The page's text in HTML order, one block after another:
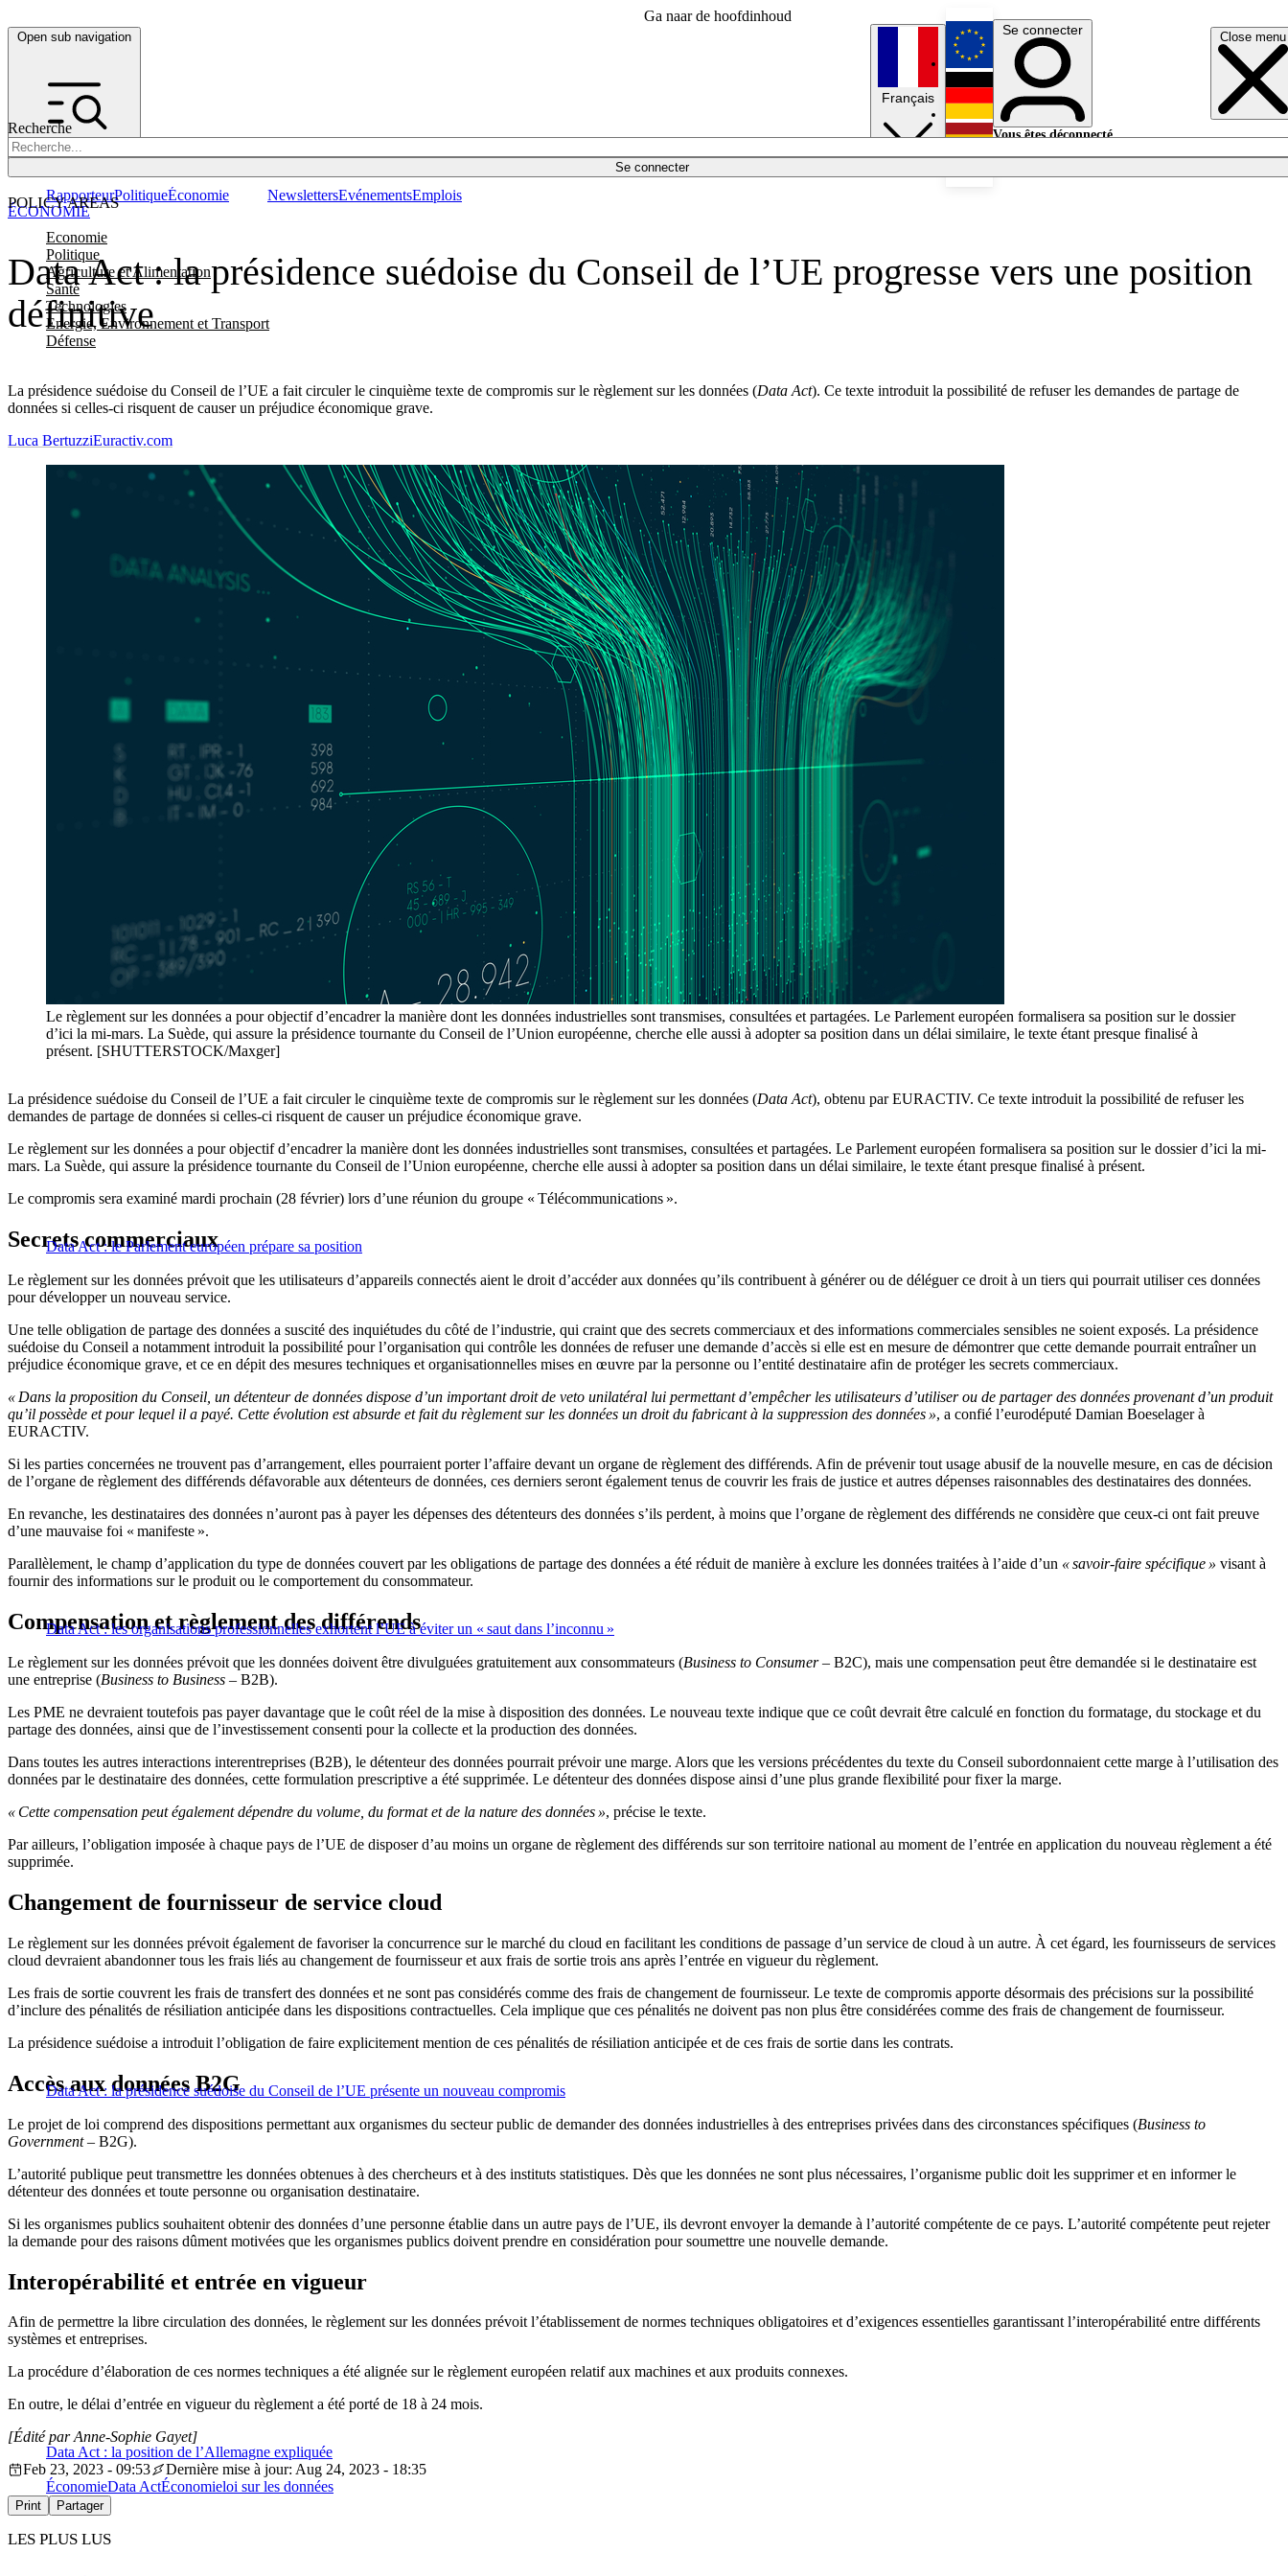
Ga naar de hoofdinhoud
Open sub navigation Close menu
Recherche
Se connecter
POLICY AREAS
Economie
Politique
Agriculture et Alimentation
Santé
Technologies
Energie, Environnement et Transport
Défense
RapporteurPolitiqueÉconomie NewslettersEvénementsEmplois
Français
English
Deutsch
Se connecter
Vous êtes déconnecté.
Data Act : la présidence suédoise du Conseil de l’UE progresse vers une position
définitive
La présidence suédoise du Conseil de l’UE a fait circuler le cinquième texte de compromis sur le règlement sur les données (Data Act). Ce texte introduit la possibilité de refuser les demandes de partage de
données si celles-ci risquent de causer un préjudice économique grave.
ÉCONOMIE
Luca BertuzziEuractiv.com
Le règlement sur les données a pour objectif d’encadrer la manière dont les données industrielles sont transmises, consultées et partagées. Le Parlement européen formalisera sa position sur le dossier
d’ici la mi-mars. La Suède, qui assure la présidence tournante du Conseil de l’Union européenne, cherche elle aussi à adopter sa position dans un délai similaire, le texte étant presque finalisé à
présent. [SHUTTERSTOCK/Maxger]
La présidence suédoise du Conseil de l’UE a fait circuler le cinquième texte de compromis sur le règlement sur les données (Data Act), obtenu par EURACTIV. Ce texte introduit la possibilité de refuser les
demandes de partage de données si celles-ci risquent de causer un préjudice économique grave.
Le règlement sur les données a pour objectif d’encadrer la manière dont les données industrielles sont transmises, consultées et partagées. Le Parlement européen formalisera sa position sur le dossier d’ici la mi-
mars. La Suède, qui assure la présidence tournante du Conseil de l’Union européenne, cherche elle aussi à adopter sa position dans un délai similaire, le texte étant presque finalisé à présent.
Le compromis sera examiné mardi prochain (28 février) lors d’une réunion du groupe « Télécommunications ».
Data Act : le Parlement européen prépare sa position
Secrets commerciaux
Le règlement sur les données prévoit que les utilisateurs d’appareils connectés aient le droit d’accéder aux données qu’ils contribuent à générer ou de déléguer ce droit à un tiers qui pourrait utiliser ces données
pour développer un nouveau service.
Une telle obligation de partage des données a suscité des inquiétudes du côté de l’industrie, qui craint que des secrets commerciaux et des informations commerciales sensibles ne soient exposés. La présidence
suédoise du Conseil a notamment introduit la possibilité pour l’organisation qui contrôle les données de refuser une demande d’accès si elle est en mesure de démontrer que cette demande pourrait entraîner un
préjudice économique grave, et ce en dépit des mesures techniques et organisationnelles mises en œuvre par la personne ou l’entité destinataire afin de protéger les secrets commerciaux.
« Dans la proposition du Conseil, un détenteur de données dispose d’un important droit de veto unilatéral lui permettant d’empêcher les utilisateurs d’utiliser ou de partager des données provenant d’un produit
qu’il possède et pour lequel il a payé. Cette évolution est absurde et fait du règlement sur les données un droit du fabricant à la suppression des données », a confié l’eurodéputé Damian Boeselager à
EURACTIV.
Si les parties concernées ne trouvent pas d’arrangement, elles pourraient porter l’affaire devant un organe de règlement des différends. Afin de prévenir tout usage abusif de la nouvelle mesure, en cas de décision
de l’organe de règlement des différends défavorable aux détenteurs de données, ces derniers seront également tenus de couvrir les frais de justice et autres dépenses raisonnables des destinataires des données.
En revanche, les destinataires des données n’auront pas à payer les dépenses des détenteurs des données s’ils perdent, à moins que l’organe de règlement des différends ne considère que ceux-ci ont fait preuve
d’une mauvaise foi « manifeste ».
Parallèlement, le champ d’application du type de données couvert par les obligations de partage des données a été réduit de manière à exclure les données traitées à l’aide d’un « savoir-faire spécifique » visant à
fournir des informations sur le produit ou le comportement du consommateur.
Data Act : les organisations professionnelles exhortent l’UE à éviter un « saut dans l’inconnu »
Compensation et règlement des différends
Le règlement sur les données prévoit que les données doivent être divulguées gratuitement aux consommateurs (Business to Consumer– B2C), mais une compensation peut être demandée si le destinataire est
une entreprise (Business to Business – B2B).
Les PME ne devraient toutefois pas payer davantage que le coût réel de la mise à disposition des données. Le nouveau texte indique que ce coût devrait être calculé en fonction du formatage, du stockage et du
partage des données, ainsi que de l’investissement consenti pour la collecte et la production des données.
Dans toutes les autres interactions interentreprises (B2B), le détenteur des données pourrait prévoir une marge. Alors que les versions précédentes du texte du Conseil subordonnaient cette marge à l’utilisation des
données par le destinataire des données, cette formulation prescriptive a été supprimée. Le détenteur des données dispose ainsi d’une plus grande flexibilité pour fixer la marge.
« Cette compensation peut également dépendre du volume, du format et de la nature des données », précise le texte.
Par ailleurs, l’obligation imposée à chaque pays de l’UE de disposer d’au moins un organe de règlement des différends sur son territoire national au moment de l’entrée en application du nouveau règlement a été
supprimée.
Changement de fournisseur de service cloud
Le règlement sur les données prévoit également de favoriser la concurrence sur le marché du cloud en facilitant les conditions de passage d’un service de cloud à un autre. À cet égard, les fournisseurs de services
cloud devraient abandonner tous les frais liés au changement de fournisseur et aux frais de sortie trois ans après l’entrée en vigueur du règlement.
Les frais de sortie couvrent les frais de transfert des données et ne sont pas considérés comme des frais de changement de fournisseur. Le texte de compromis apporte désormais des précisions sur la possibilité
d’inclure des pénalités de résiliation anticipée dans les dispositions contractuelles. Cela implique que ces pénalités ne doivent pas non plus être considérées comme des frais de changement de fournisseur.
La présidence suédoise a introduit l’obligation de faire explicitement mention de ces pénalités de résiliation anticipée et de ces frais de sortie dans les contrats.
Data Act : la présidence suédoise du Conseil de l’UE présente un nouveau compromis
Accès aux données B2G
Le projet de loi comprend des dispositions permettant aux organismes du secteur public de demander des données industrielles à des entreprises privées dans des circonstances spécifiques (Business to
Government– B2G).
L’autorité publique peut transmettre les données obtenues à des chercheurs et à des instituts statistiques. Dès que les données ne sont plus nécessaires, l’organisme public doit les supprimer et en informer le
détenteur des données et toute personne ou organisation destinataire.
Si les organismes publics souhaitent obtenir des données d’une personne établie dans un autre pays de l’UE, ils devront envoyer la demande à l’autorité compétente de ce pays. L’autorité compétente peut rejeter
la demande pour des raisons dûment motivées que les organismes publics doivent prendre en considération pour soumettre une nouvelle demande.
Interopérabilité et entrée en vigueur
Afin de permettre la libre circulation des données, le règlement sur les données prévoit l’établissement de normes techniques obligatoires et d’exigences essentielles garantissant l’interopérabilité entre différents
systèmes et entreprises.
La procédure d’élaboration de ces normes techniques a été alignée sur le règlement européen relatif aux machines et aux produits connexes.
En outre, le délai d’entrée en vigueur du règlement a été porté de 18 à 24 mois.
Data Act : la position de l’Allemagne expliquée
[Édité par Anne-Sophie Gayet]
Feb 23, 2023 - 09:53
Dernière mise à jour: Aug 24, 2023 - 18:35
ÉconomieData ActÉconomieloi sur les données
Print Partager
LES PLUS LUS